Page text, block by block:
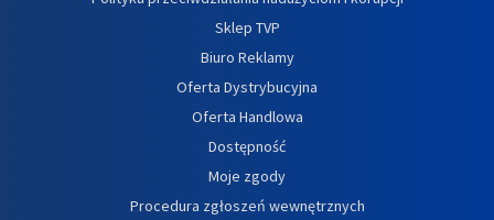
Sklep TVP
Biuro Reklamy
Oferta Dystrybucyjna
Oferta Handlowa
Dostępność
Moje zgody
Procedura zgłoszeń wewnętrznych